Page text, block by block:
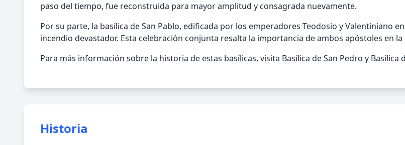
paso del tiempo, fue reconstruida para mayor amplitud y consagrada nuevamente.
Por su parte, la basílica de San Pablo, edificada por los emperadores Teodosio y Valentiniano
incendio devastador. Esta celebración conjunta resalta la importancia de ambos apóstoles en
Para más información sobre la historia de estas basílicas, visita Basílica de San Pedro y Basílica
Historia